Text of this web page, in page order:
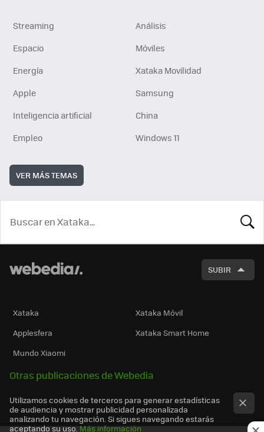
Streaming
Análisis
Espacio
Móviles
Energía
Xataka Movilidad
Apple
Samsung
Inteligencia artificial
China
Empleo
Windows 11
VER MÁS TEMAS
SUBIR
Xataka
Xataka Móvil
Applesfera
Xataka Smart Home
Mundo Xiaomi
Otras publicaciones de Webedia
Utilizamos cookies de terceros para generar estadísticas
de audiencia y mostrar publicidad personalizada
analizando tu navegación. Si sigues navegando estarás
aceptando su uso. Más información